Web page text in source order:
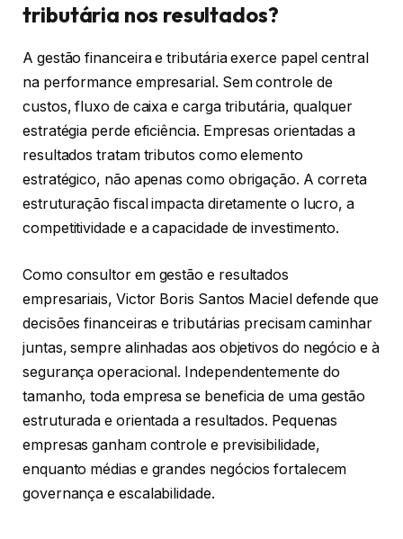
tributária nos resultados?
A gestão financeira e tributária exerce papel central
na performance empresarial. Sem controle de
custos, fluxo de caixa e carga tributária, qualquer
estratégia perde eficiência. Empresas orientadas a
resultados tratam tributos como elemento
estratégico, não apenas como obrigação. A correta
estruturação fiscal impacta diretamente o lucro, a
competitividade e a capacidade de investimento.
Como consultor em gestão e resultados
empresariais, Victor Boris Santos Maciel defende que
decisões financeiras e tributárias precisam caminhar
juntas, sempre alinhadas aos objetivos do negócio e à
segurança operacional. Independentemente do
tamanho, toda empresa se beneficia de uma gestão
estruturada e orientada a resultados. Pequenas
empresas ganham controle e previsibilidade,
enquanto médias e grandes negócios fortalecem
governança e escalabilidade.